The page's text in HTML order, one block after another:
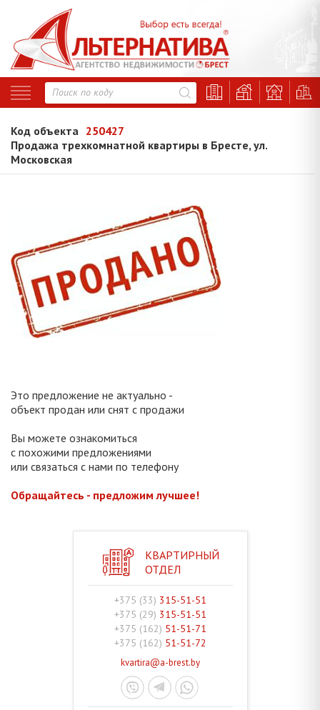
Код объекта 250427
Продажа трехкомнатной квартиры в Бресте, ул.
Московская
Это предложение не актуально -
объект продан или снят с продажи
Вы можете ознакомиться
с похожими предложениями
или связаться с нами по телефону
Обращайтесь - предложим лучшее!
КВАРТИРНЫЙ
ОТДЕЛ
+375 (33) 315-51-51
+375 (29) 315-51-51
+375 (162) 51-51-71
+375 (162) 51-51-72
kvartira@a-brest.by